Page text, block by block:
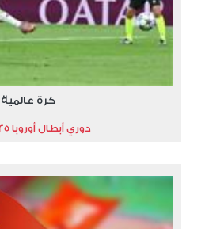
كرة عالمية
دوري أبطال أوروبا 2025-2026